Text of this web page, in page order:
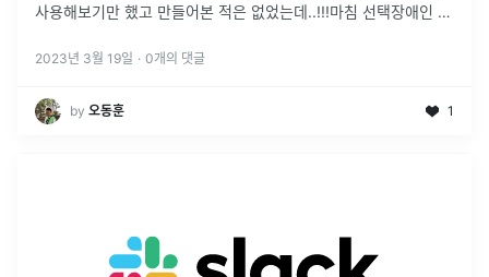
사용해보기만 했고 만들어본 적은 없었는데..!!!마침 선택장애인 저
2023년 3월 19일 · 0개의 댓글
by 오동훈 1